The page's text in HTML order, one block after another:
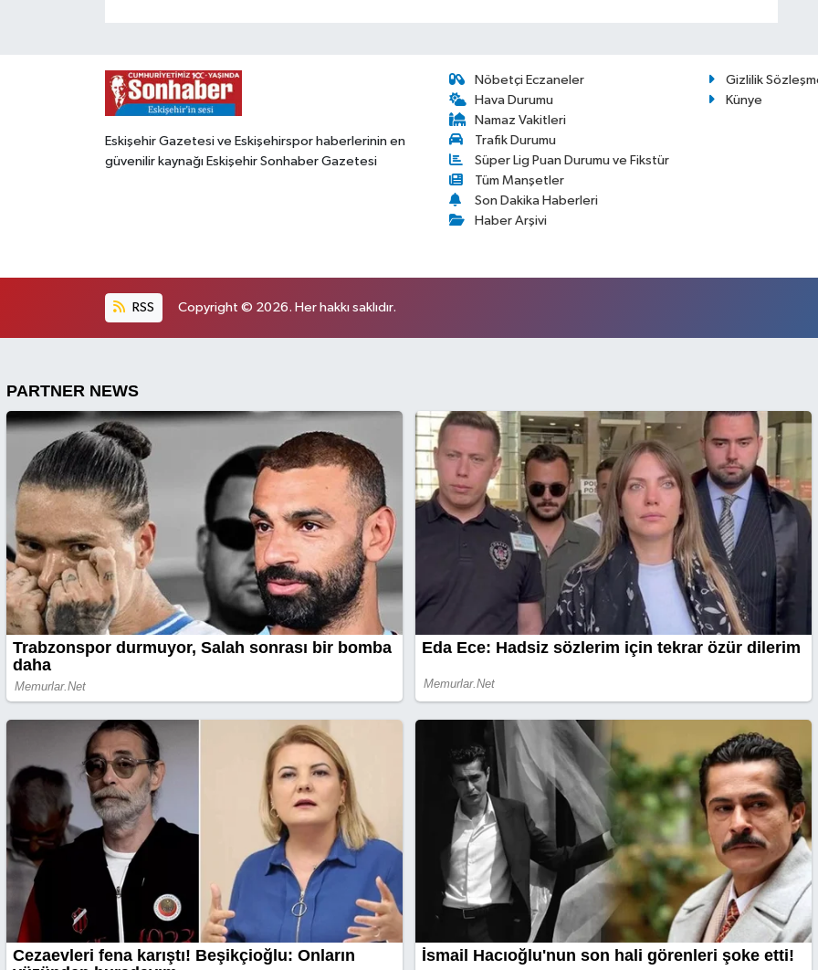
Eskişehir Gazetesi ve Eskişehirspor haberlerinin en
güvenilir kaynağı Eskişehir Sonhaber Gazetesi
Nöbetçi Eczaneler
Hava Durumu
Namaz Vakitleri
Trafik Durumu
Süper Lig Puan Durumu ve Fikstür
Tüm Manşetler
Son Dakika Haberleri
Haber Arşivi
Gizlilik
Künye
RSS Copyright © 2026. Her hakkı saklıdır.